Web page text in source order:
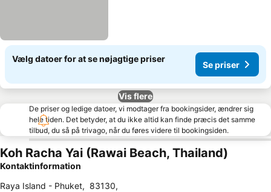
Vælg datoer for at se nøjagtige priser
Se priser
Vis flere
De priser og ledige datoer, vi modtager fra bookingsider, ændrer sig
hele tiden. Det betyder, at du ikke altid kan finde præcis det samme
tilbud, du så på trivago, når du føres videre til bookingsiden.
Koh Racha Yai (Rawai Beach, Thailand)
Kontaktinformation
Raya Island - Phuket, 83130,